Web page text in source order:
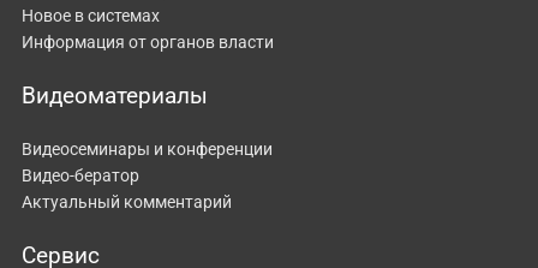
Новое в системах
Информация от органов власти
Видеоматериалы
Видеосеминары и конференции
Видео-бератор
Актуальный комментарий
Сервис